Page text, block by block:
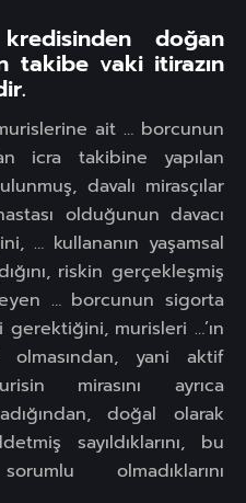
doğan
takibe vaki itirazın
ait … borcunun
icra takibine yapılan
davalı mirasçılar
olduğunun davacı
… kullananın yaşamsal
riskin gerçekleşmiş
… borcunun sigorta
murisleri …’ın
yani aktif
mirasını ayrıca
doğal olarak
sayıldıklarını, bu
olmadıklarını